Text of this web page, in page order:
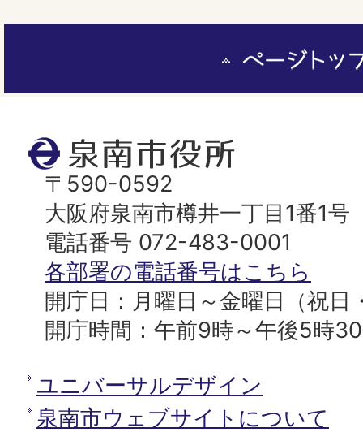
泉
南
市
役
所
〒590-0592
大阪府泉南市樽井一丁目1番1号
電話番号 072-483-0001
各部署の電話番号はこちら
開庁日：月曜日～金曜日（祝日
開庁時間：午前9時～午後5時
ユニバーサルデザイン
泉南市ウェブサイトについて